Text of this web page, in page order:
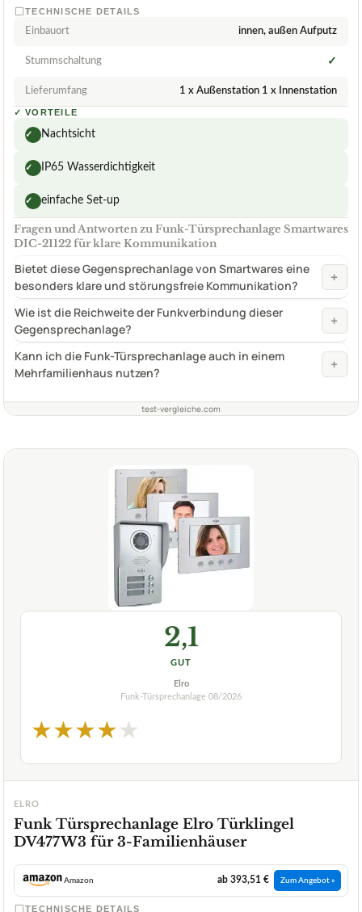
TECHNISCHE DETAILS
Einbauort innen, außen Aufputz
Stummschaltung ✓
Lieferumfang 1 x Außenstation 1 x Innenstation
✓ VORTEILE
✓ Nachtsicht
✓ IP65 Wasserdichtigkeit
✓ einfache Set-up
Fragen und Antworten zu Funk-Türsprechanlage Smartwares
DIC-21122 für klare Kommunikation
Bietet diese Gegensprechanlage von Smartwares eine
besonders klare und störungsfreie Kommunikation?
+
Wie ist die Reichweite der Funkverbindung dieser
Gegensprechanlage?
+
Kann ich die Funk-Türsprechanlage auch in einem
Mehrfamilienhaus nutzen?
+
test-vergleiche.com
2,1
GUT
Elro
Funk-Türsprechanlage 08/2026
★★★★★
ELRO
Funk Türsprechanlage Elro Türklingel
DV477W3 für 3-Familienhäuser
Amazon ab 393,51 € Zum Angebot »
TECHNISCHE DETAILS